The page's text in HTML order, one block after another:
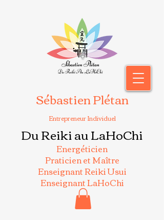
Sébastien Plétan
Entrepreneur Individuel
Du Reiki au LaHoChi
Energéticien
Praticien et Maître
Enseignant Reiki Usui
Enseignant LaHoChi